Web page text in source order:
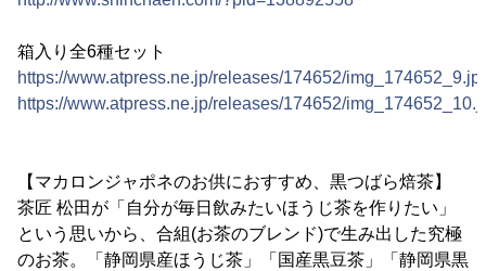
箱入り全6種セット
https://www.atpress.ne.jp/releases/174652/
https://www.atpress.ne.jp/releases/174652/
【マカロンジャポネのお供におすすめ、黒つばら焙茶】
茶匠 松田が「自分が毎日飲みたいほうじ茶を作りたい」
という思いから、合組(お茶のブレンド)で生み出した究極
のお茶。「静岡県産ほうじ茶」「国産黒豆茶」「静岡県黒